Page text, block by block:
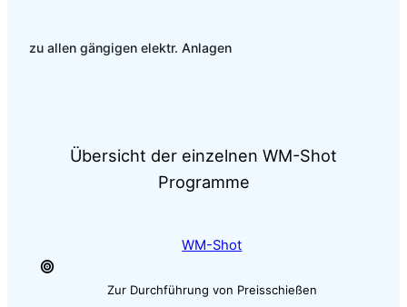
zu allen gängigen elektr. Anlagen
Übersicht der einzelnen WM-Shot
Programme
WM-Shot
Zur Durchführung von Preisschießen